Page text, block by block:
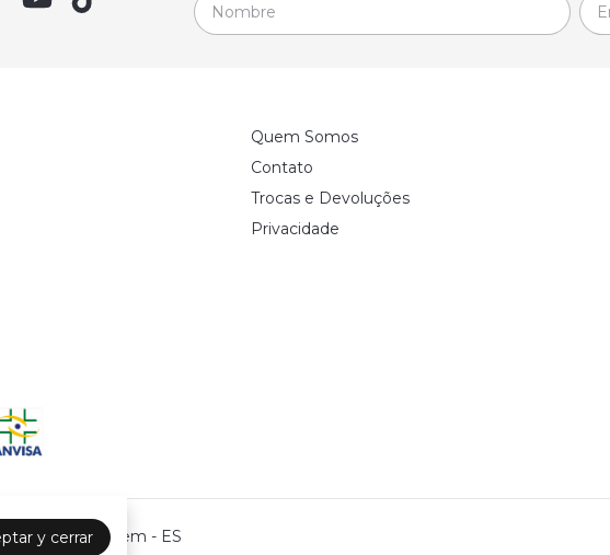
y cerrar
Quem Somos
Contato
Trocas e Devoluções
Privacidade
de tatuagem - ES